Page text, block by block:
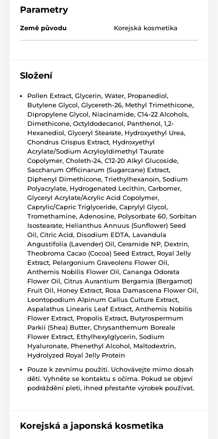
Parametry
Země původu Korejská kosmetika
Složení
Pollen Extract, Glycerin, Water, Propanediol,
Butylene Glycol, Glycereth-26, Methyl Trimethicone,
Dipropylene Glycol, Niacinamide, C14-22 Alcohols,
Dimethicone, Octyldodecanol, Panthenol, 1,2-
Hexanediol, Glyceryl Stearate, Hydroxyethyl Urea,
Chondrus Crispus Extract, Hydroxyethyl
Acrylate/Sodium Acryloyldimethyl Taurate
Copolymer, Choleth-24, C12-20 Alkyl Glucoside,
Saccharum Officinarum (Sugarcane) Extract,
Diphenyl Dimethicone, Triethylhexanoin, Sodium
Polyacrylate, Hydrogenated Lecithin, Carbomer,
Glyceryl Acrylate/Acrylic Acid Copolymer,
Caprylic/Capric Triglyceride, Caprylyl Glycol,
Tromethamine, Adenosine, Polysorbate 60, Sorbitan
Isostearate, Helianthus Annuus (Sunflower) Seed
Oil, Citric Acid, Disodium EDTA, Lavandula
Angustifolia (Lavender) Oil, Ceramide NP, Dextrin,
Theobroma Cacao (Cocoa) Seed Extract, Royal Jelly
Extract, Pelargonium Graveolens Flower Oil,
Anthemis Nobilis Flower Oil, Cananga Odorata
Flower Oil, Citrus Aurantium Bergamia (Bergamot)
Fruit Oil, Honey Extract, Rosa Damascena Flower Oil,
Leontopodium Alpinum Callus Culture Extract,
Aspalathus Linearis Leaf Extract, Anthemis Nobilis
Flower Extract, Propolis Extract, Butyrospermum
Parkii (Shea) Butter, Chrysanthemum Boreale
Flower Extract, Ethylhexylglycerin, Sodium
Hyaluronate, Phenethyl Alcohol, Maltodextrin,
Hydrolyzed Royal Jelly Protein
Pouze k zevnímu použití. Uchovávejte mimo dosah
dětí. Vyhněte se kontaktu s očima. Pokud se objeví
podráždění pleti, ihned přestaňte výrobek používat.
Korejská a japonská kosmetika